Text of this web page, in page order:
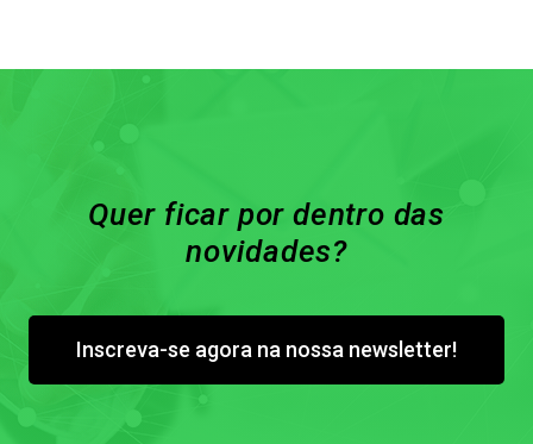
Quer ficar por dentro das
novidades?
Inscreva-se agora na nossa newsletter!